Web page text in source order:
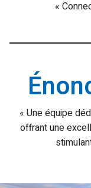
«
« Une équipe
offrant une